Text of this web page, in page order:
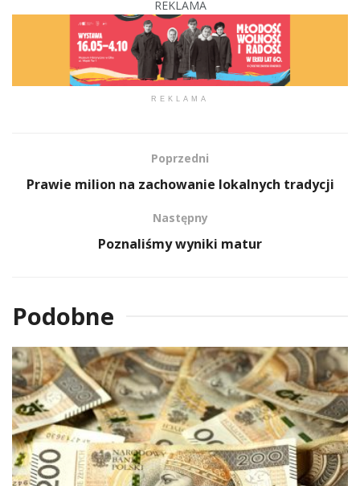
REKLAMA
REKLAMA
Poprzedni
Prawie milion na zachowanie lokalnych tradycji
Następny
Poznaliśmy wyniki matur
Podobne